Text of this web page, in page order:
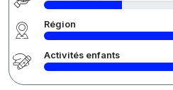
Région
Activités enfants